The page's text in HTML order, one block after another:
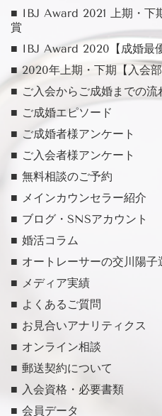
■ IBJ Award 2021 上期・下
賞
■ IBJ Award 2020【成婚最
■ 2020年上期・下期【入会
■ ご入会からご成婚までの流
■ ご成婚エピソード
■ ご成婚者様アンケート
■ ご入会者様アンケート
■ 無料相談のご予約
■ メインカウンセラー紹介
■ ブログ・SNSアカウント
■ 婚活コラム
■ オートレーサーの交川陽子
■ メディア実績
■ よくあるご質問
■ お見合いアナリティクス
■ オンライン相談
■ 郵送契約について
■ 入会資格・必要書類
■ 会員データ